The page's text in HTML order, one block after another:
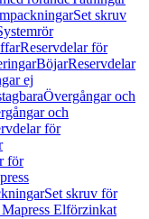
Set skruv
Reservdelar för
BöjarReservdelar
ej
Övergångar och
och
för
för
Set skruv för
Elförzinkat